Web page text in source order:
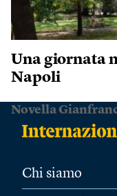
Una giornata
Napoli
Novella
Chi siamo